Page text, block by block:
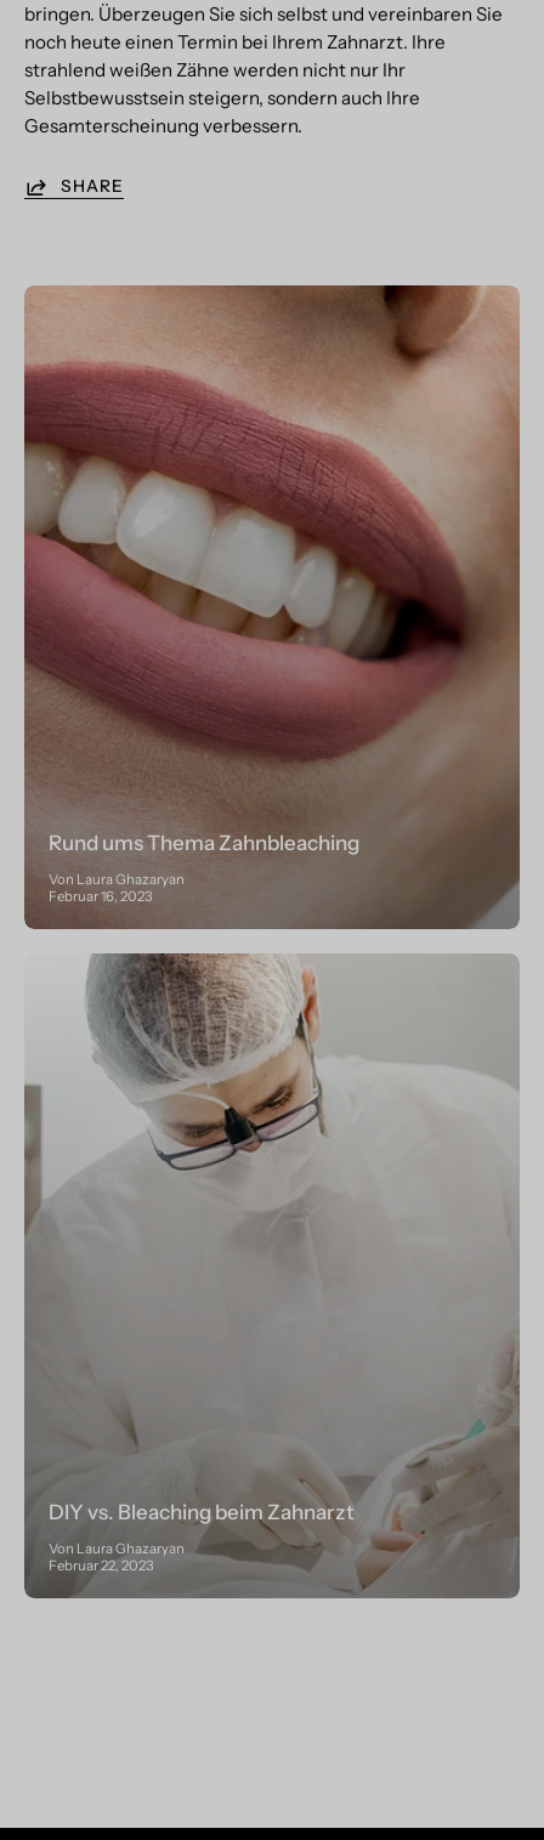
bringen. Überzeugen Sie sich selbst und vereinbaren Sie
noch heute einen Termin bei Ihrem Zahnarzt. Ihre
strahlend weißen Zähne werden nicht nur Ihr
Selbstbewusstsein steigern, sondern auch Ihre
Gesamterscheinung verbessern.
SHARE
Rund ums Thema Zahnbleaching
Von Laura Ghazaryan
Februar 16, 2023
DIY vs. Bleaching beim Zahnarzt
Von Laura Ghazaryan
Februar 22, 2023